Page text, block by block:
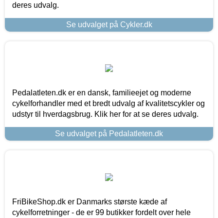
deres udvalg.
Se udvalget på Cykler.dk
Pedalatleten.dk er en dansk, familieejet og moderne
cykelforhandler med et bredt udvalg af kvalitetscykler og
udstyr til hverdagsbrug. Klik her for at se deres udvalg.
Se udvalget på Pedalatleten.dk
FriBikeShop.dk er Danmarks største kæde af
cykelforretninger - de er 99 butikker fordelt over hele